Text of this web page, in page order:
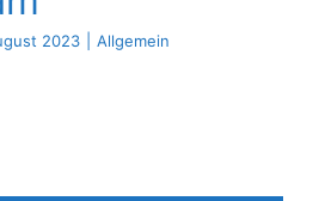
2023 Allgemein